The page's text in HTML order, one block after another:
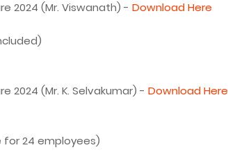
2024 (Mr. Viswanath) - Download Here
2024 (Mr. K. Selvakumar) - Download Here
for 24 employees)